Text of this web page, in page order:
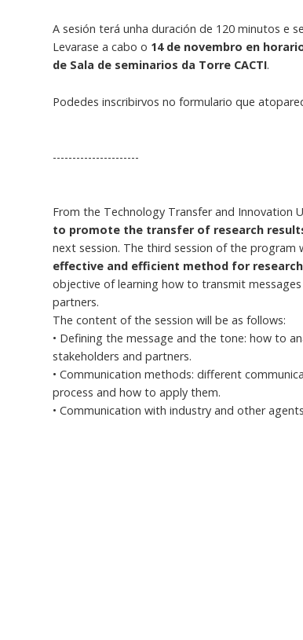
A sesión terá unha duración de 120 minutos e
Levarase a cabo o 14 de novembro en
de Sala de seminarios da Torre CACTI.
Podedes inscribirvos no formulario que
----------------------
From the Technology Transfer and Innovation
to promote the transfer of research
next session. The third session of the program
effective and efficient method for
objective of learning how to transmit
partners.
The content of the session will be as follows:
• Defining the message and the tone: how to
stakeholders and partners.
• Communication methods: different
process and how to apply them.
• Communication with industry and other